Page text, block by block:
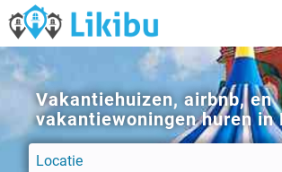
Vakantiehuizen, airbnb, en
vakantiewoningen huren in
Locatie